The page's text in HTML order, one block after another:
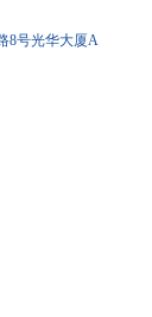
8号光华大厦A